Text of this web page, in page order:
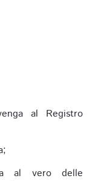
al Registro
al vero delle